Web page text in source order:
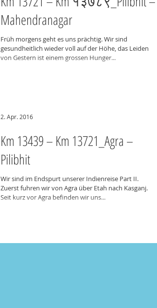
Mahendranagar
Früh morgens geht es uns prächtig. Wir sind
gesundheitlich wieder voll auf der Höhe, das Leiden
von Gestern ist einem grossen Hunger...
Km 13439 – Km 13721_Agra –
Pilibhit
Wir sind im Endspurt unserer Indienreise Part II.
Zuerst fuhren wir von Agra über Etah nach Kasganj.
Seit kurz vor Agra befinden wir uns...
2. Apr. 2016